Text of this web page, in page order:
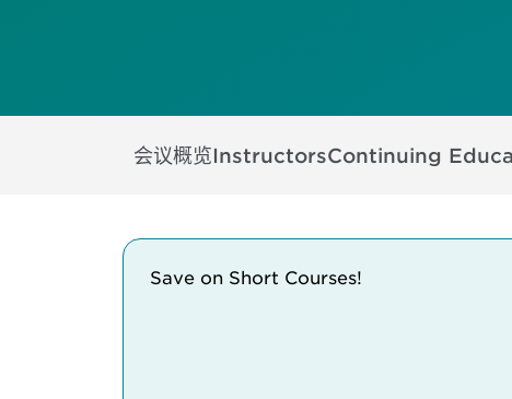
会议概览InstructorsContinuing
Save on Short Courses!